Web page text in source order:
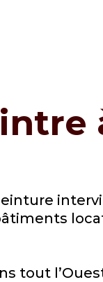
tout